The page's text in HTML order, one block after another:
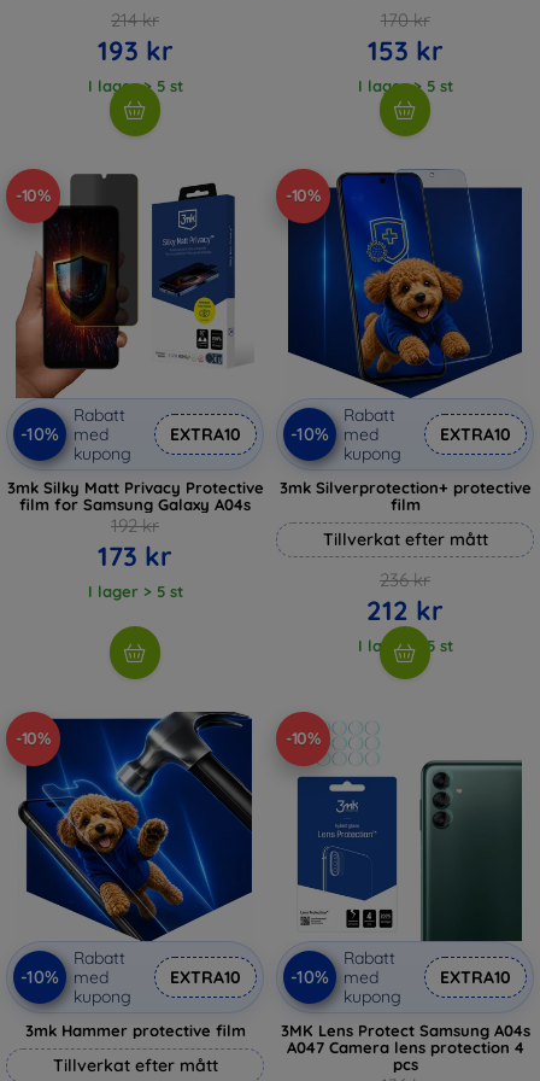
214 kr
193 kr
I lager > 5 st
170 kr
153 kr
I lager > 5 st
-10%
-10%
Rabatt
med
kupong
EXTRA10
3mk Silky Matt Privacy Protective
film for Samsung Galaxy A04s
192 kr
173 kr
I lager > 5 st
-10%
-10%
Rabatt
med
kupong
EXTRA10
3mk Silverprotection+ protective
film
Tillverkat efter mått
236 kr
212 kr
I lager > 5 st
-10%
-10%
Rabatt
med
kupong
EXTRA10
3mk Hammer protective film
Tillverkat efter mått
-10%
-10%
Rabatt
med
kupong
EXTRA10
3MK Lens Protect Samsung A04s
A047 Camera lens protection 4
pcs